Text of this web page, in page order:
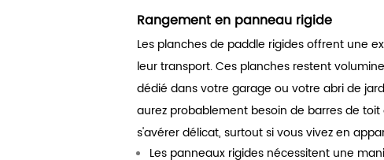
Rangement en panneau rigide
Les planches de paddle rigides offrent une
leur transport. Ces planches restent
dédié dans votre garage ou votre abri de
aurez probablement besoin de barres de
s'avérer délicat, surtout si vous vivez en
Les panneaux rigides nécessitent une